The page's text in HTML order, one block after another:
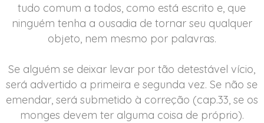
tudo comum a todos, como está escrito e, que
ninguém tenha a ousadia de tornar seu qualquer
objeto, nem mesmo por palavras.
Se alguém se deixar levar por tão detestável vício,
será advertido a primeira e segunda vez. Se não se
emendar, será submetido à correção (cap.33, se os
monges devem ter alguma coisa de próprio).